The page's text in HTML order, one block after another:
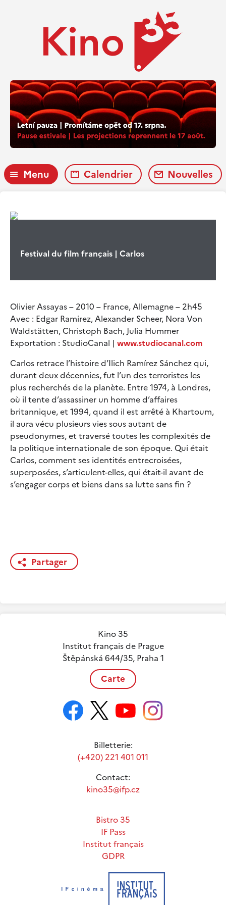
Menu Calendrier Nouvelles
Festival du film français | Carlos
Olivier Assayas – 2010 – France, Allemagne – 2h45
Avec : Edgar Ramirez, Alexander Scheer, Nora Von
Waldstätten, Christoph Bach, Julia Hummer
Exportation : StudioCanal | www.studiocanal.com
Carlos retrace l’histoire d’Ilich Ramírez Sánchez qui,
durant deux décennies, fut l’un des terroristes les
plus recherchés de la planète. Entre 1974, à Londres,
où il tente d’assassiner un homme d’affaires
britannique, et 1994, quand il est arrêté à Khartoum,
il aura vécu plusieurs vies sous autant de
pseudonymes, et traversé toutes les complexités de
la politique internationale de son époque. Qui était
Carlos, comment ses identités entrecroisées,
superposées, s’articulent-elles, qui était-il avant de
s’engager corps et biens dans sa lutte sans fin ?
Partager
Kino 35
Institut français de Prague
Štěpánská 644/35, Praha 1
Carte
Billetterie:
(+420) 221 401 011
Contact:
kino35@ifp.cz
Bistro 35
IF Pass
Institut français
GDPR